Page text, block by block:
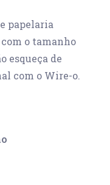
papelaria
o tamanho
esqueça de
com o Wire-o.